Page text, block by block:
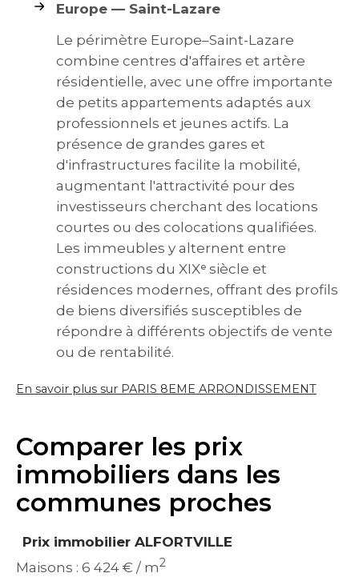
Europe — Saint-Lazare
Le périmètre Europe–Saint-Lazare
combine centres d'affaires et artère
résidentielle, avec une offre importante
de petits appartements adaptés aux
professionnels et jeunes actifs. La
présence de grandes gares et
d'infrastructures facilite la mobilité,
augmentant l'attractivité pour des
investisseurs cherchant des locations
courtes ou des colocations qualifiées.
Les immeubles y alternent entre
constructions du XIXᵉ siècle et
résidences modernes, offrant des profils
de biens diversifiés susceptibles de
répondre à différents objectifs de vente
ou de rentabilité.
En savoir plus sur PARIS 8EME ARRONDISSEMENT
Comparer les prix
immobiliers dans les
communes proches
Prix immobilier ALFORTVILLE
Maisons : 6 424 € / m2